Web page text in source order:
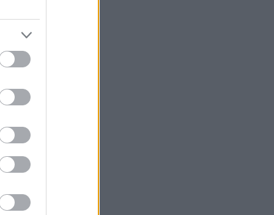
las
en el
o
de
a los
y con el